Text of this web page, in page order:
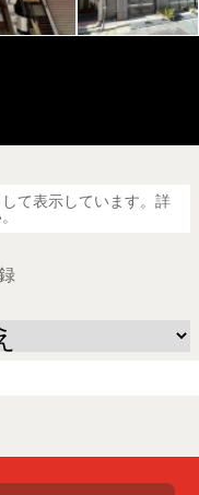
て表示しています。詳